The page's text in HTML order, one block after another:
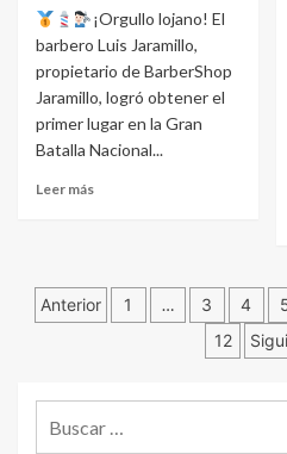
¡Orgullo lojano! El
barbero Luis Jaramillo,
propietario de BarberShop
Jaramillo, logró obtener el
primer lugar en la Gran
Batalla Nacional...
Leer más
Navegación
entradas
Anterior 1 … 3 4
12